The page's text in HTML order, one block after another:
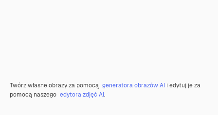
Twórz własne obrazy za pomocą generatora obrazów AI i edytuj je za
pomocą naszego edytora zdjęć AI.